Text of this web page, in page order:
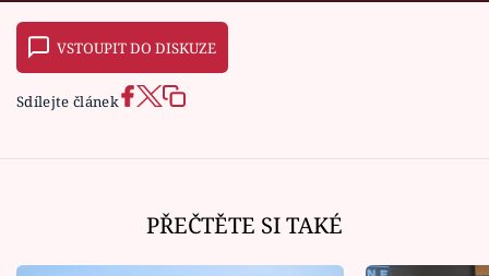
VSTOUPIT DO DISKUZE
Sdílejte článek
PŘEČTĚTE SI TAKÉ